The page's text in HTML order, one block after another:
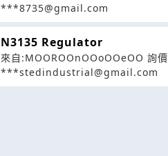
***8735@gmail.com
N3135 Regulator
來自:MOOROOnOOoOOeOO 詢價
***stedindustrial@gmail.com